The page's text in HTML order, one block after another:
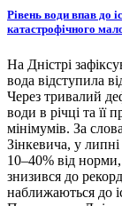
Рівень води впав до
катастрофічного
На Дністрі
вода відступила
Через тривалий
води в річці та її
мінімумів. За
Зінкевича, у
10–40% від
знизився до
наближаються до